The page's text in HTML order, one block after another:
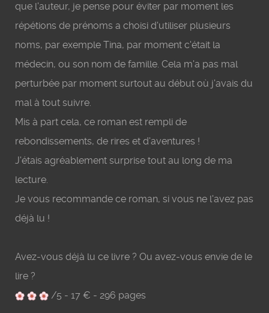
que l'auteur, je pense pour éviter par moment les
répétions de prénoms a choisi d'utiliser plusieurs
noms, par exemple Tina, par moment c'était la
médecin, ou son nom de famille. Cela m'a pas mal
perturbée par moment surtout au début où j'avais du
mal à tout suivre.
Mis à part cela, ce roman est rempli de
rebondissements, de rires et d'aventures !
J'étais agréablement surprise tout au long de ma
lecture.
Je vous recommande ce roman, si vous ne l'avez pas
déjà lu !
Avez-vous déjà lu ce livre ? Ou avez-vous envie de le
lire ?
/5 - 17 € - 296 pages